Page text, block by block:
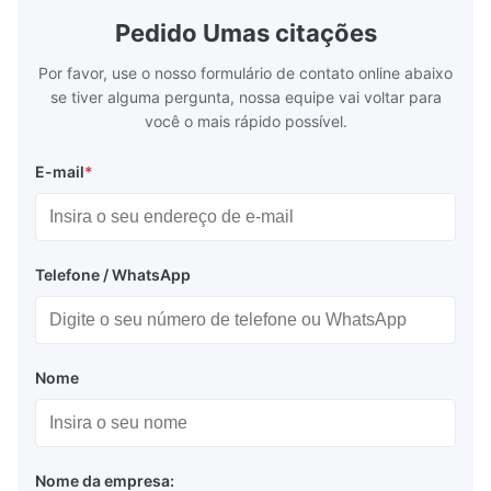
Display do equipamento de medição, display do
equipamento de ensaio, display do instrumento
Embalagem e entrega:
Saco antiestático + caixa de cartão
Transporte marítimo ou aéreo
Application: Measuring equipment display
Test equipment display Instrument display
Pedido Umas citações
Por favor, use o nosso formulário de contato online abaixo
se tiver alguma pergunta, nossa equipe vai voltar para
você o mais rápido possível.
E-mail*
Telefone / WhatsApp
Nome
Nome da empresa: